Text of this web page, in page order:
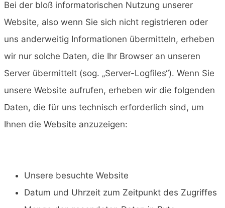
Bei der bloß informatorischen Nutzung unserer
Website, also wenn Sie sich nicht registrieren oder
uns anderweitig Informationen übermitteln, erheben
wir nur solche Daten, die Ihr Browser an unseren
Server übermittelt (sog. „Server-Logfiles“). Wenn Sie
unsere Website aufrufen, erheben wir die folgenden
Daten, die für uns technisch erforderlich sind, um
Ihnen die Website anzuzeigen:
Unsere besuchte Website
Datum und Uhrzeit zum Zeitpunkt des Zugriffes